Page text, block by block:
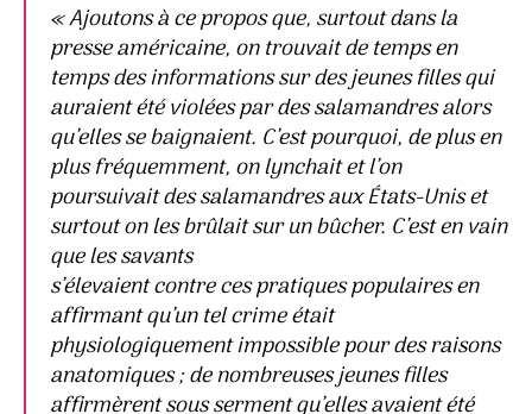
« Ajoutons à ce propos que, surtout dans la
presse américaine, on trouvait de temps en
temps des informations sur des jeunes filles qui
auraient été violées par des salamandres alors
qu’elles se baignaient. C’est pourquoi, de plus en
plus fréquemment, on lynchait et l’on
poursuivait des salamandres aux États-Unis et
surtout on les brûlait sur un bûcher. C’est en vain
que les savants
s’élevaient contre ces pratiques populaires en
affirmant qu’un tel crime était
physiologiquement impossible pour des raisons
anatomiques ; de nombreuses jeunes filles
affirmèrent sous serment qu’elles avaient été